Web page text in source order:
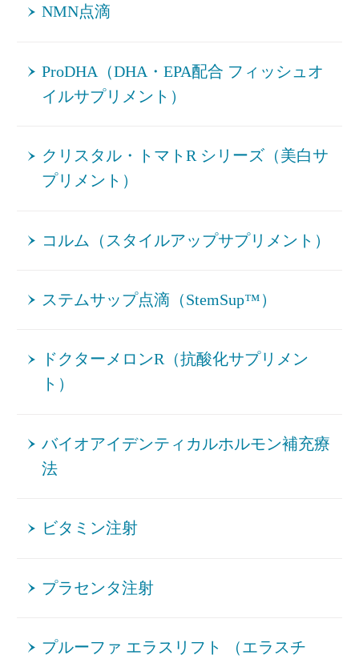
NMN点滴
ProDHA（DHA・EPA配合 フィッシュオ
イルサプリメント）
クリスタル・トマトR シリーズ（美白サ
プリメント）
コルム（スタイルアップサプリメント）
ステムサップ点滴（StemSup™）
ドクターメロンR（抗酸化サプリメン
ト）
バイオアイデンティカルホルモン補充療
法
ビタミン注射
プラセンタ注射
プルーファ エラスリフト （エラスチ